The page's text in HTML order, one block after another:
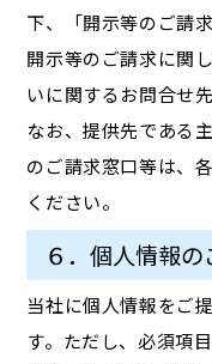
下、「開示等のご請
開示等のご請求に関
いに関するお問合せ
なお、提供先である
のご請求窓口等は、
ください。
６．個人情報
当社に個人情報をご
す。ただし、必須項